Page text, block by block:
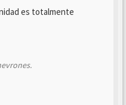
es totalmente